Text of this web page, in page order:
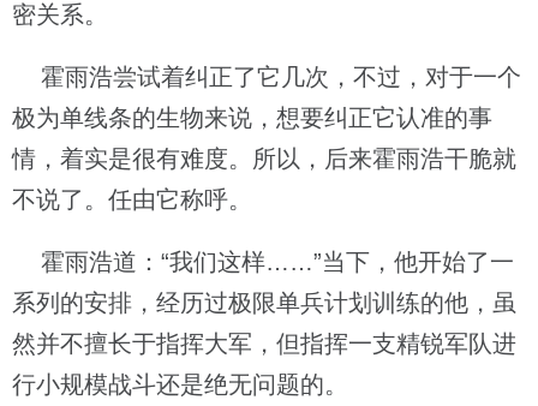
密关系。
霍雨浩尝试着纠正了它几次，不过，对于一个
极为单线条的生物来说，想要纠正它认准的事
情，着实是很有难度。所以，后来霍雨浩干脆就
不说了。任由它称呼。
霍雨浩道：“我们这样……”当下，他开始了一
系列的安排，经历过极限单兵计划训练的他，虽
然并不擅长于指挥大军，但指挥一支精锐军队进
行小规模战斗还是绝无问题的。